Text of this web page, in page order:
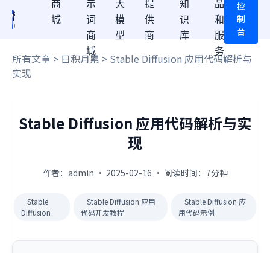
商
城
示
词
商
城
大
模
型
提
供
商
知
识
库
品
和
服
务
控
制
台
所有文章 > 日积月累 > Stable Diffusion 应用代码解析与
实现
Stable Diffusion 应用代码解析与实
现
作者：admin · 2025-02-16 · 阅读时间：7分钟
Stable
Diffusion
Stable Diffusion 应用
代码开发教程
Stable Diffusion 应
用代码示例